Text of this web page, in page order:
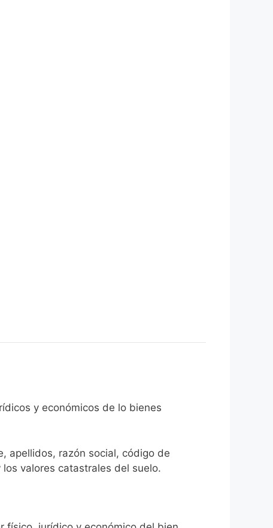
y económicos de lo bienes
apellidos, razón social, código de
valores catastrales del suelo.